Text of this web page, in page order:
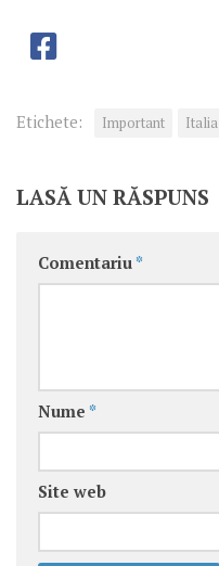
Etichete: Important Italia
LASĂ UN RĂSPUNS
Comentariu *
Nume *
Site web